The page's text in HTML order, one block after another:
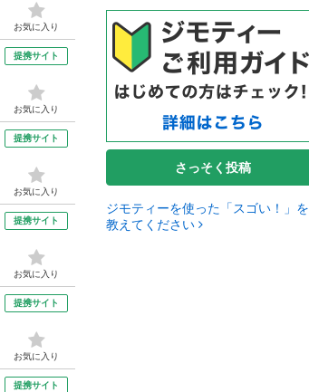
お気に入り
提携サイト
お気に入り
提携サイト
お気に入り
提携サイト
お気に入り
提携サイト
お気に入り
提携サイト
さっそく投稿
ジモティーを使った「スゴい！」を
教えてください